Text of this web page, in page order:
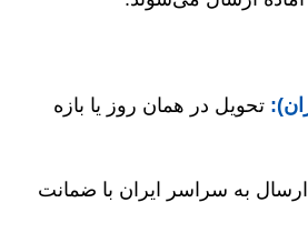
تحویل در همان روز یا بازه
ارسال به سراسر ایران با ضمانت